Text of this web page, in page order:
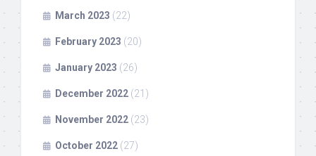
March 2023 (22)
February 2023 (20)
January 2023 (26)
December 2022 (21)
November 2022 (23)
October 2022 (27)